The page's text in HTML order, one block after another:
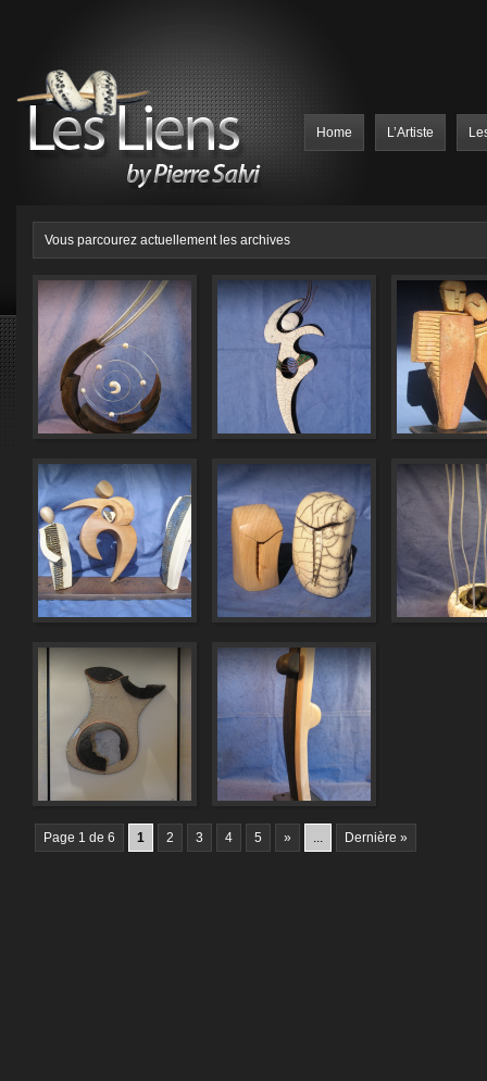
Home L’Artiste
Vous parcourez actuellement les archives
Page 1 de 6 1 2 3 4 5 » ... Dernière »